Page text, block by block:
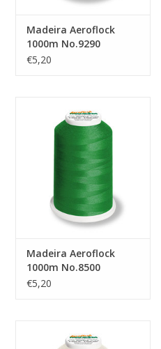
Madeira Aeroflock
1000m No.9290
€5,20
Madeira Aeroflock
1000m No.8500
€5,20